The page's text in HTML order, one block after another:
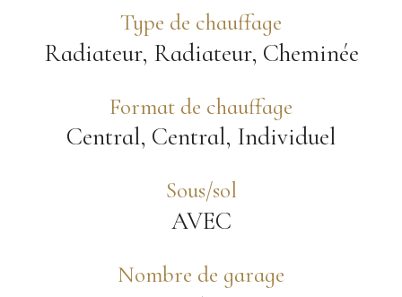
Type de chauffage
Radiateur, Radiateur, Cheminée
Format de chauffage
Central, Central, Individuel
Sous/sol
AVEC
Nombre de garage